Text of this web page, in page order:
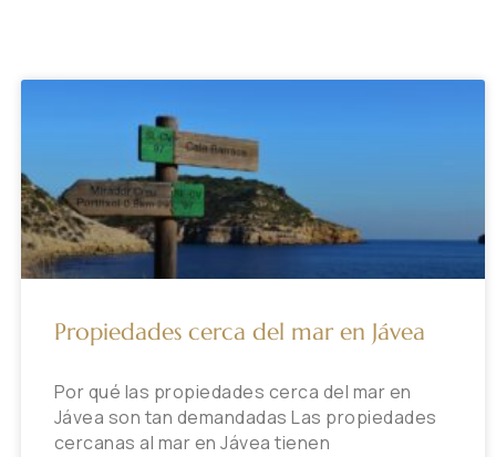
Propiedades cerca del mar en Jávea
Por qué las propiedades cerca del mar en
Jávea son tan demandadas Las propiedades
cercanas al mar en Jávea tienen